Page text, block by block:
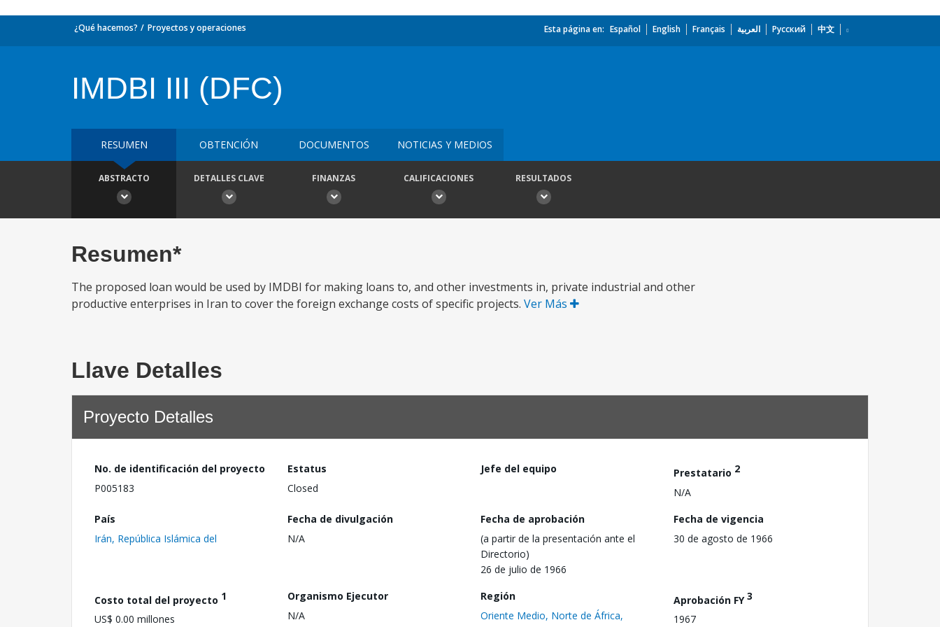
¿Qué hacemos? Proyectos y operaciones Esta página en: Español English Français العربية Русский 中文
IMDBI III (DFC)
RESUMEN OBTENCIÓN DOCUMENTOS NOTICIAS Y MEDIOS
ABSTRACTO DETALLES CLAVE FINANZAS CALIFICACIONES RESULTADOS
Resumen*
The proposed loan would be used by IMDBI for making loans to, and other investments in, private industrial and other
productive enterprises in Iran to cover the foreign exchange costs of specific projects. Ver Más
Llave Detalles
Proyecto Detalles
No. de identificación del proyecto
P005183
Estatus
Closed
Jefe del equipo Prestatario 2
N/A
País
Irán, República Islámica del
Fecha de divulgación
N/A
Fecha de aprobación
(a partir de la presentación ante el
Directorio)
26 de julio de 1966
Fecha de vigencia
30 de agosto de 1966
Costo total del proyecto 1
US$ 0.00 millones
Organismo Ejecutor
N/A
Región
Oriente Medio, Norte de África,
Aprobación FY3
1967